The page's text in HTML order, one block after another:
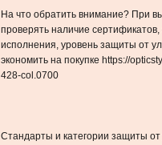
На что обратить внимание? При
проверять наличие
исполнения, уровень защиты от
экономить на покупке https://
428-col.0700
Стандарты и категории защиты